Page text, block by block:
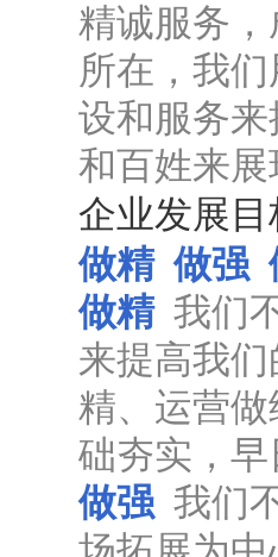
精诚服务
所在，我
设和服务
和百姓来
企业发展目
做精做强
做精 我们
来提高我
精、运营
础夯实，
做强 我们